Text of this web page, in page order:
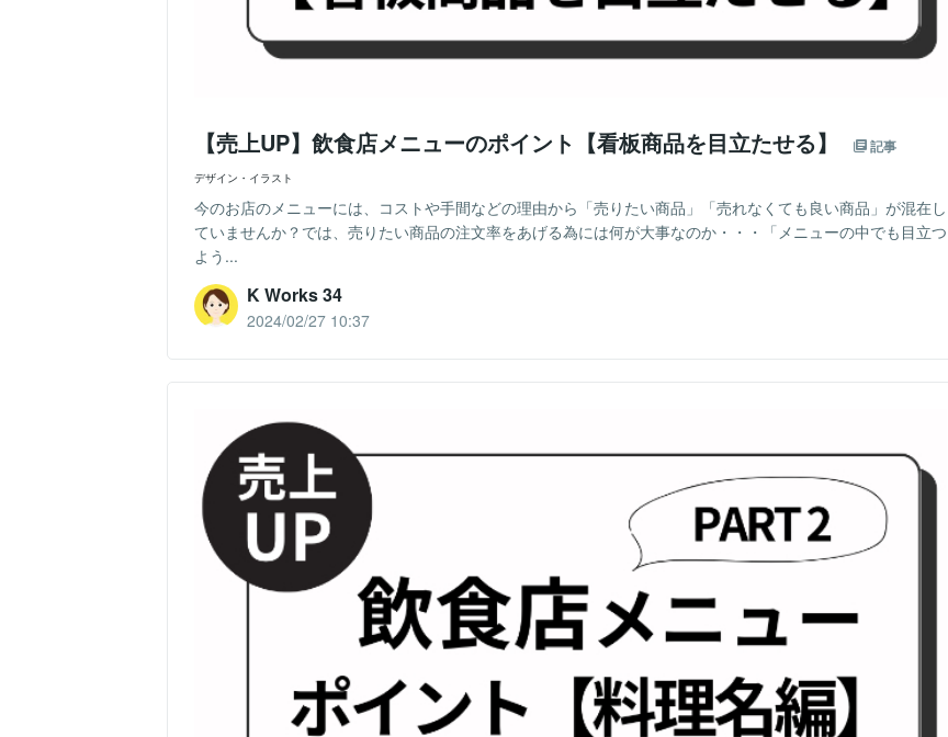
【売上UP】飲食店メニューのポイント【看板商品を目立たせる】 記事
デザイン・イラスト
今のお店のメニューには、コストや手間などの理由から「売りたい商品」「売れなくても良い商品」が混在し
ていませんか？では、売りたい商品の注文率をあげる為には何が大事なのか・・・「メニューの中でも目立つ
よう...
K Works 34
2024/02/27 10:37